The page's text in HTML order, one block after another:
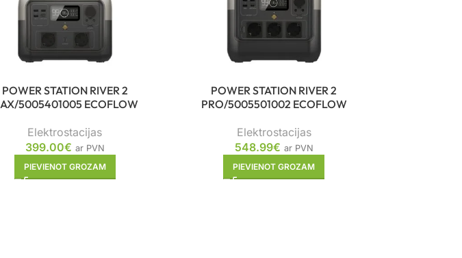
POWER STATION RIVER 2
5005401005 ECOFLOW
Elektrostacijas
399.00€ ar PVN
PIEVIENOT GROZAM
POWER STATION RIVER 2
PRO/5005501002 ECOFLOW
Elektrostacijas
548.99€ ar PVN
PIEVIENOT GROZAM